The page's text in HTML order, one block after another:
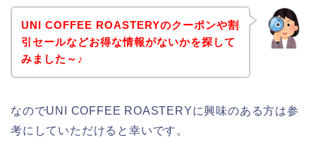
UNI COFFEE ROASTERYのクーポンや割
引セールなどお得な情報がないかを探して
みました～♪
なのでUNI COFFEE ROASTERYに興味のある方は参
考にしていただけると幸いです。